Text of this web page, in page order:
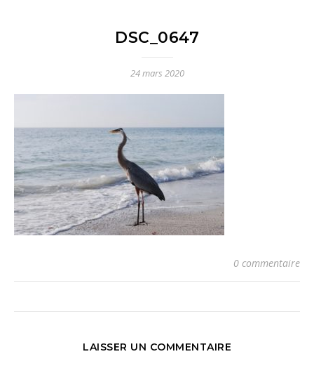
DSC_0647
24 mars 2020
0 commentaire
LAISSER UN COMMENTAIRE